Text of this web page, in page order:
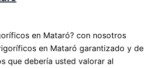
en Mataró? con nosotros
en Mataró garantizado y de
que debería usted valorar al